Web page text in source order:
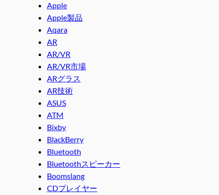
Apple
Apple製品
Aqara
AR
AR/VR
AR/VR市場
ARグラス
AR技術
ASUS
ATM
Bixby
BlackBerry
Bluetooth
Bluetoothスピーカー
Boomslang
CDプレイヤー